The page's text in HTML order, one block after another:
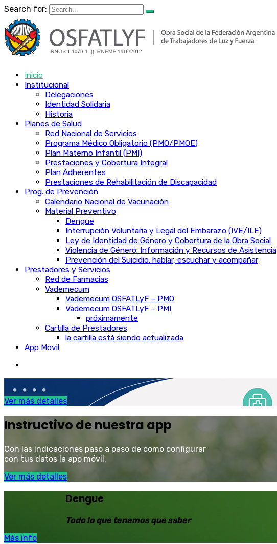
Search for:
Inicio
Institucional
Delegaciones
Identidad Solidaria
Historia
Planes de Salud
Red Nacional de Servicios
Programa Médico Obligatorio (PMO/PMOE)
Plan Materno Infantil (PMI)
Prestaciones y Cobertura Integral
Plan Adherentes
Prestaciones de Rehabilitación de Discapacidad
Prog. de Prevención
Calendario Nacional de Vacunación
Material Preventivo
Dengue
Interrupción Voluntaria y Legal del Embarazo (IVE/ILE)
Ley de Identidad de Género y Cobertura de la Obra Social
Violencia de Género: Información y Recursos de Asistencia
Prevención del Suicidio: hablar, escuchar y acompañar
Prestadores y Servicios
Red de Farmacias
Vademecum
Vademecum OSFATLyF – PMO
Vademecum OSFATLyF – PMI
próximamente
Cartilla de Prestadores
la cartilla está siendo actualizada
App Movil
Ver más detalles
Instructivo de nuestra app
Con las indicaciones paso a paso de como configurar
con tus datos la app móvil.
Ver más detalles
Dengue
Todo lo que tenemos que saber
Más info